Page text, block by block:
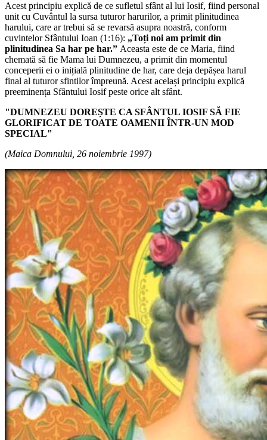
Acest principiu explică de ce sufletul sfânt al lui Iosif, fiind personal
unit cu Cuvântul la sursa tuturor harurilor, a primit plinitudinea
harului, care ar trebui să se revarsă asupra noastră, conform
cuvintelor Sfântului Ioan (1:16): „Toți noi am primit din
plinitudinea Sa har pe har.” Aceasta este de ce Maria, fiind
chemată să fie Mama lui Dumnezeu, a primit din momentul
conceperii ei o inițială plinitudine de har, care deja depășea harul
final al tuturor sfintilor împreună. Acest același principiu explică
preeminența Sfântului Iosif peste orice alt sfânt.
"DUMNEZEU DOREȘTE CA SFÂNTUL IOSIF SĂ FIE
GLORIFICAT DE TOATE OAMENII ÎNTR-UN MOD
SPECIAL"
(Maica Domnului, 26 noiembrie 1997)